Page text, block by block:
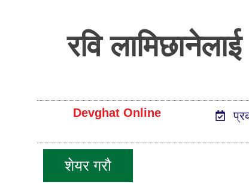
रवि
Devghat Online
शेयर गरौ